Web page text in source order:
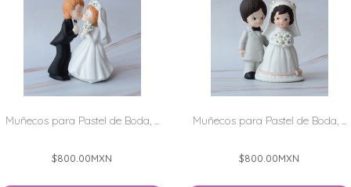
Muñecos para Pastel de Boda, ...
$800.00MXN
Muñecos para Pastel de Boda, ...
$800.00MXN